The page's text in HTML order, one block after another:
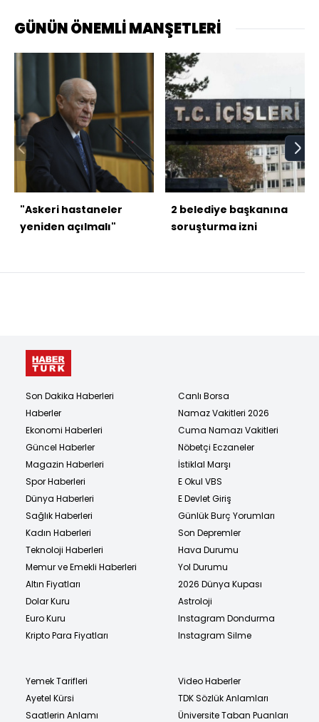
GÜNÜN ÖNEMLİ MANŞETLERİ
"Askeri hastaneler
yeniden açılmalı"
2 belediye başkanına
soruşturma izni
Son Dakika Haberleri
Haberler
Ekonomi Haberleri
Güncel Haberler
Magazin Haberleri
Spor Haberleri
Dünya Haberleri
Sağlık Haberleri
Kadın Haberleri
Teknoloji Haberleri
Memur ve Emekli Haberleri
Altın Fiyatları
Dolar Kuru
Euro Kuru
Kripto Para Fiyatları
Canlı Borsa
Namaz Vakitleri 2026
Cuma Namazı Vakitleri
Nöbetçi Eczaneler
İstiklal Marşı
E Okul VBS
E Devlet Giriş
Günlük Burç Yorumları
Son Depremler
Hava Durumu
Yol Durumu
2026 Dünya Kupası
Astroloji
Instagram Dondurma
Instagram Silme
Yemek Tarifleri
Ayetel Kürsi
Saatlerin Anlamı
Video Haberler
TDK Sözlük Anlamları
Üniversite Taban Puanları